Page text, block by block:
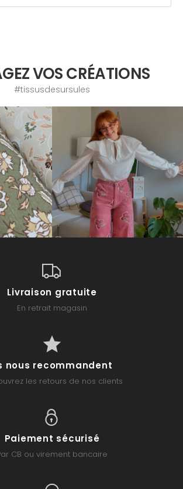
VOS CRÉATIONS
#tissusdesursules
Livraison gratuite
En retrait magasin
nous recommandent
les retours de nos clients
Paiement sécurisé
CB ou virement bancaire